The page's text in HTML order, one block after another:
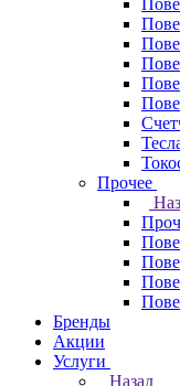
Прочее
Бренды
Акции
Услуги
Назад